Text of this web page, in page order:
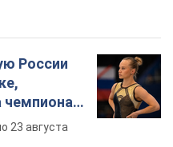
России
чемпионат
23 августа